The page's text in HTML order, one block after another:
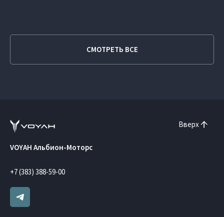
СМОТРЕТЬ ВСЕ
Вверх
VOYAH Альбион-Моторс
+7 (383) 388-59-00